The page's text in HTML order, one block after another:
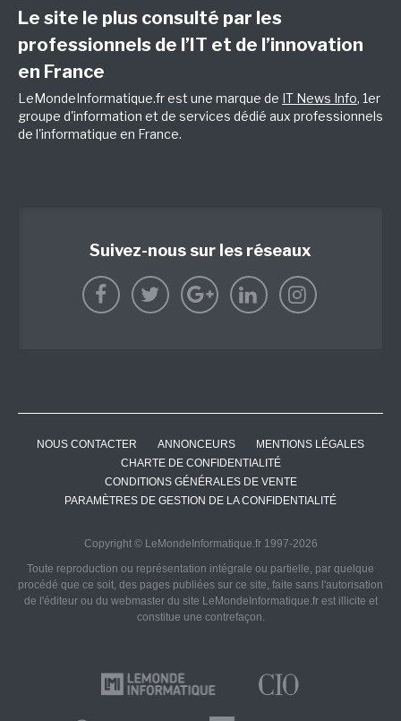
Le site le plus consulté par les
professionnels de l’IT et de l’innovation
en France
LeMondeInformatique.fr est une marque de IT News Info, 1er
groupe d'information et de services dédié aux professionnels
de l'informatique en France.
Suivez-nous sur les réseaux
NOUS CONTACTER ANNONCEURS
MENTIONS LÉGALES
CHARTE DE CONFIDENTIALITÉ
CONDITIONS GÉNÉRALES DE VENTE
PARAMÈTRES DE GESTION DE LA CONFIDENTIALITÉ
Copyright © LeMondeInformatique.fr 1997-2026
Toute reproduction ou représentation intégrale ou partielle, par quelque
procédé que ce soit, des pages publiées sur ce site, faite sans l'autorisation
de l'éditeur ou du webmaster du site LeMondeInformatique.fr est illicite et
constitue une contrefaçon.